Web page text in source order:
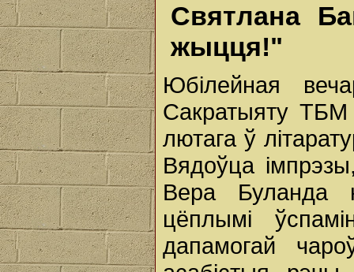
Святлана
жыцця!"
Юбілейная
Сакратыяту ТБМ
лютага ў
Вядоўца
Вера Буланда
цёплымі
дапамогай